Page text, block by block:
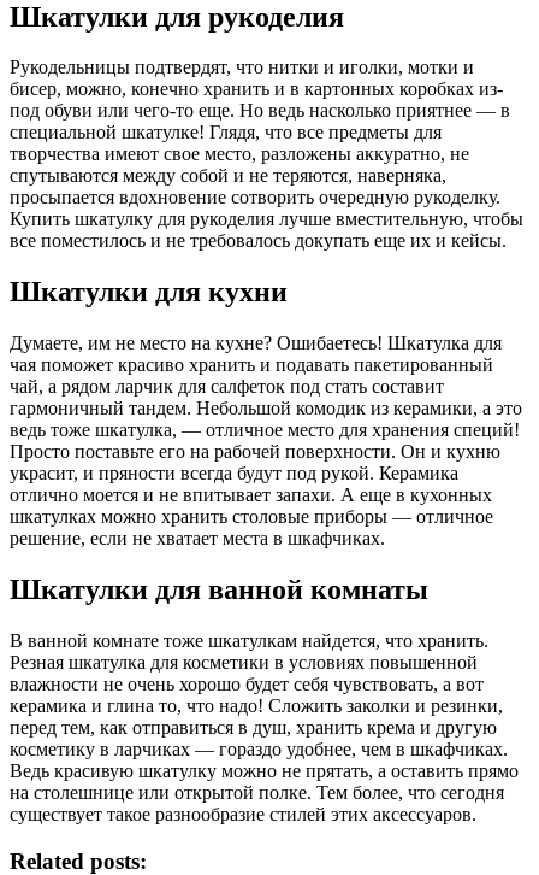
Шкатулки для рукоделия
Рукодельницы подтвердят, что нитки и иголки, мотки и
бисер, можно, конечно хранить и в картонных коробках из-
под обуви или чего-то еще. Но ведь насколько приятнее — в
специальной шкатулке! Глядя, что все предметы для
творчества имеют свое место, разложены аккуратно, не
спутываются между собой и не теряются, наверняка,
просыпается вдохновение сотворить очередную рукоделку.
Купить шкатулку для рукоделия лучше вместительную, чтобы
все поместилось и не требовалось докупать еще их и кейсы.
Шкатулки для кухни
Думаете, им не место на кухне? Ошибаетесь! Шкатулка для
чая поможет красиво хранить и подавать пакетированный
чай, а рядом ларчик для салфеток под стать составит
гармоничный тандем. Небольшой комодик из керамики, а это
ведь тоже шкатулка, — отличное место для хранения специй!
Просто поставьте его на рабочей поверхности. Он и кухню
украсит, и пряности всегда будут под рукой. Керамика
отлично моется и не впитывает запахи. А еще в кухонных
шкатулках можно хранить столовые приборы — отличное
решение, если не хватает места в шкафчиках.
Шкатулки для ванной комнаты
В ванной комнате тоже шкатулкам найдется, что хранить.
Резная шкатулка для косметики в условиях повышенной
влажности не очень хорошо будет себя чувствовать, а вот
керамика и глина то, что надо! Сложить заколки и резинки,
перед тем, как отправиться в душ, хранить крема и другую
косметику в ларчиках — гораздо удобнее, чем в шкафчиках.
Ведь красивую шкатулку можно не прятать, а оставить прямо
на столешнице или открытой полке. Тем более, что сегодня
существует такое разнообразие стилей этих аксессуаров.
Related posts: